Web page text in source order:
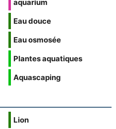
aquarium
Eau douce
Eau osmosée
Plantes aquatiques
Aquascaping
Lion